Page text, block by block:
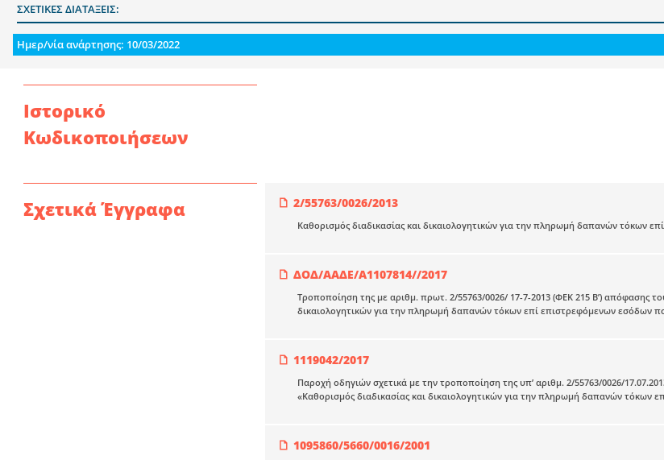
ΣΧΕΤΙΚΕΣ ΔΙΑΤΑΞΕΙΣ:
Ημερ/νία ανάρτησης: 10/03/2022
Ιστορικό
Κωδικοποιήσεων
Σχετικά Έγγραφα 2/55763/0026/2013
Καθορισμός διαδικασίας και δικαιολογητικών για την πληρωμή δαπανών τόκων
ΔΟΔ/ΑΑΔΕ/Α1107814//2017
Τροποποίηση της με αριθμ. πρωτ. 2/55763/0026/ 17-7-2013 (ΦΕΚ 215 Β’) απόφασης
δικαιολογητικών για την πληρωμή δαπανών τόκων επί επιστρεφόμενων εσόδων
1119042/2017
Παροχή οδηγιών σχετικά με την τροποποίηση της υπ’ αριθμ. 2/55763/0026/
«Καθορισμός διαδικασίας και δικαιολογητικών για την πληρωμή δαπανών
1095860/5660/0016/2001